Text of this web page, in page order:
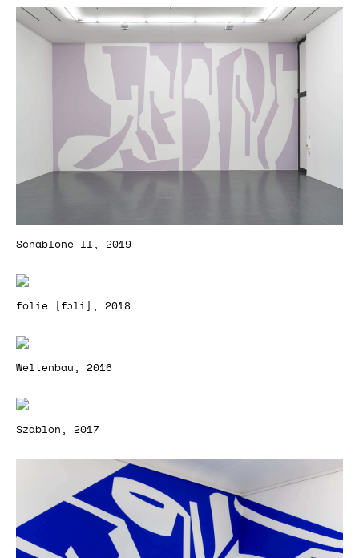
Schablone II, 2019
folie [fɔli], 2018
Weltenbau, 2016
Szablon, 2017